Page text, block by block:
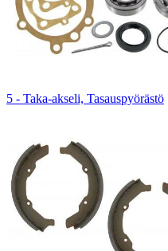
5 - Taka-akseli, Tasauspyörästö